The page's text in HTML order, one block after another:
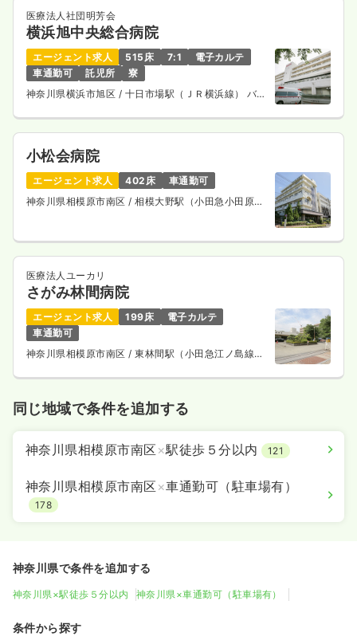
医療法人社団明芳会
横浜旭中央総合病院
エージェント求人 515床 7:1
電子カルテ
車通勤可
託児所
寮
神奈川県横浜市旭区 / 十日市場駅（ＪＲ横浜線） バス
小松会病院
エージェント求人 402床
車通勤可
神奈川県相模原市南区 / 相模大野駅（小田急小田原
医療法人ユーカリ
さがみ林間病院
エージェント求人 199床
電子カルテ
車通勤可
神奈川県相模原市南区/ 東林間駅（小田急江ノ島線）
同じ地域で条件を追加する
神奈川県相模原市南区 ×駅徒歩５分以内 121
神奈川県相模原市南区 ×車通勤可（駐車場有）
178
神奈川県で条件を追加する
神奈川県×駅徒歩５分以内 神奈川県×車通勤可（駐車場有）
条件から探す